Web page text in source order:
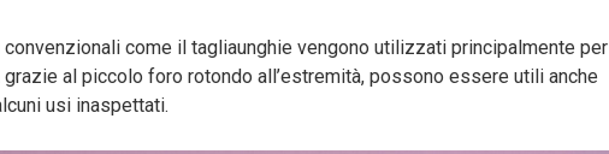
come il tagliaunghie vengono utilizzati principalmente per
grazie al piccolo foro rotondo all’estremità, possono essere utili anche
usi inaspettati.